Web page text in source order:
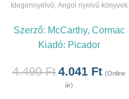
Idegennyelvű Angol nyelvű könyvek
Szerző: McCarthy, Cormac
Kiadó: Picador
4.490Ft4.041 Ft (Online
ár)